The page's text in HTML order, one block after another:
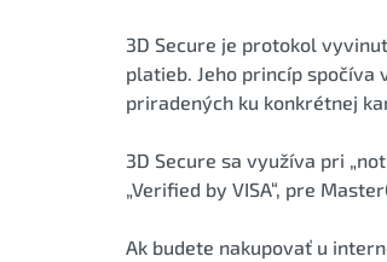
3D Secure je protokol
platieb. Jeho princíp
priradených ku konkrétnej
3D Secure sa využíva pri
„Verified by VISA“, pre
Ak budete nakupovať u